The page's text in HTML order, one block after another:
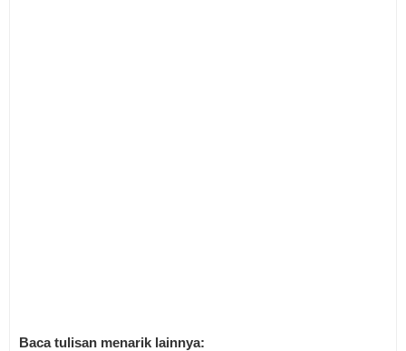
Baca tulisan menarik lainnya: